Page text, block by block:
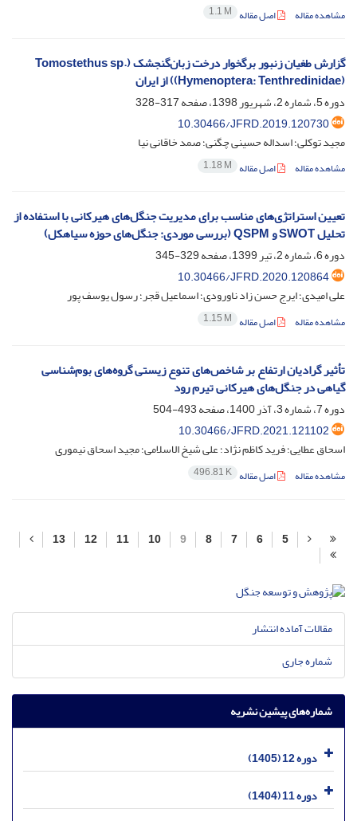
مشاهده مقاله اصل مقاله 1.1 M
گزارش طغیان زنبور برگخوار درخت زبان‌گنجشک (Tomostethus sp.
(Hymenoptera: Tenthredinidae)) از ایران
دوره 5، شماره 2، شهریور 1398، صفحه
317-328
10.30466/JFRD.2019.120730
مجید توکلی؛ اسداله حسینی چگنی؛ صمد خاقانی نیا
مشاهده مقاله اصل مقاله 1.18 M
تعیین استراتژی‌های مناسب برای مدیریت جنگل‌های هیرکانی با استفاده از
تحلیل SWOT و QSPM (بررسی موردی: جنگل‌های حوزه سیاهکل)‌
دوره 6، شماره 2، تیر 1399، صفحه
329-345
10.30466/JFRD.2020.120864
علی امیدی؛ ایرج حسن زاد ناورودی؛ اسماعیل قجر؛ رسول یوسف پور
مشاهده مقاله اصل مقاله 1.15 M
تأثیر گرادیان ارتفاع بر شاخص‌های تنوع زیستی گروه‌های بوم‌شناسی
گیاهی در جنگل‌های هیرکانی تیرم رود
دوره 7، شماره 3، آذر 1400، صفحه
493-504
10.30466/JFRD.2021.121102
اسحاق عطایی؛ فرید کاظم نژاد؛ علی شیخ الاسلامی؛ مجید اسحاق نیموری
مشاهده مقاله اصل مقاله 496.81 K
5
6
7
8
9
10
11
12
13
مقالات آماده انتشار
شماره جاری
شماره‌های پیشین نشریه
دوره 12 (1405)
دوره 11 (1404)